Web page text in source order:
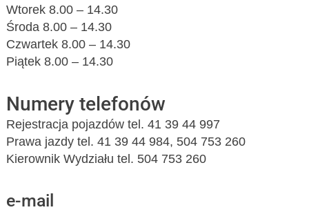
Wtorek 8.00 – 14.30
Środa 8.00 – 14.30
Czwartek 8.00 – 14.30
Piątek 8.00 – 14.30
Numery telefonów
Rejestracja pojazdów tel. 41 39 44 997
Prawa jazdy tel. 41 39 44 984, 504 753 260
Kierownik Wydziału tel. 504 753 260
e-mail